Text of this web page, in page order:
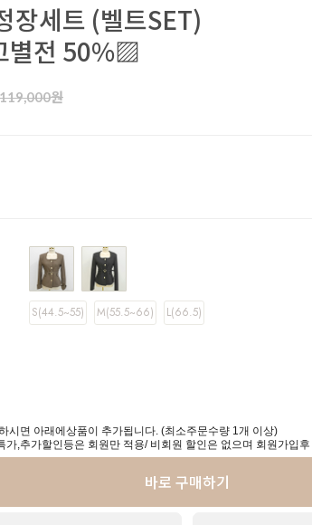
장세트 (벨트SET)
별전 50%▨
119,000원
S(44.5~55) M(55.5~66) L(66.5)
시면 아래에상품이 추가됩니다. (최소주문수량 1개 이상)
가,추가할인등은 회원만 적용/ 비회원 할인은 없으며 회원가입
바로 구매하기